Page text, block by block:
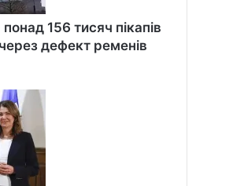
156 тисяч пікапів
дефект ременів